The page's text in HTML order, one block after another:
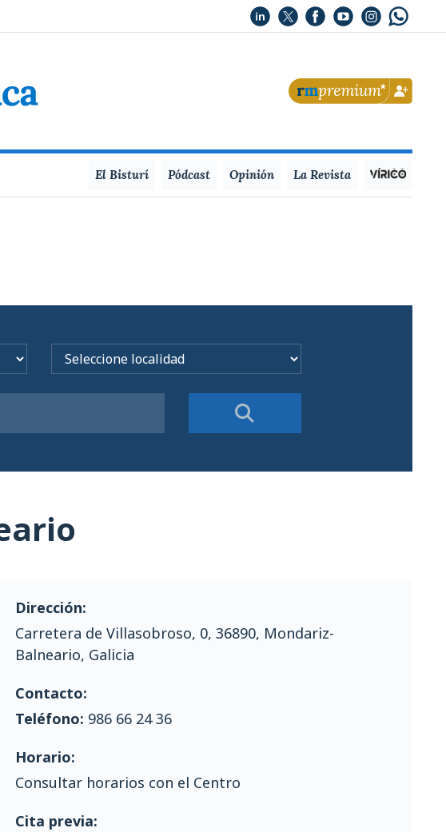
El Bisturí Pódcast Opinión La Revista
Dirección:
Carretera de Villasobroso, 0, 36890, Mondariz-
Balneario, Galicia
Contacto:
Teléfono: 986 66 24 36
Horario:
Consultar horarios con el Centro
Cita previa: